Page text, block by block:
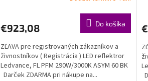
R
M
O
€923,08 Do košíka
ZĽAVA pre registrovaných zákazníkov a
živnostníkov ( Registrácia ) LED reflektror
Ledvance, FL PFM 290W/3000K ASYM 60 BK
Darček ZDARMA pri nákupe na...